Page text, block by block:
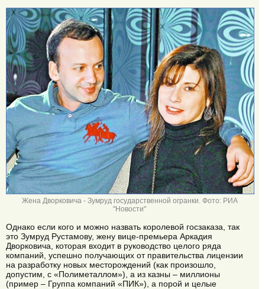
Жена Дворковича - Зумруд государственной огранки. Фото: РИА
"Новости"
Однако если кого и можно назвать королевой госзаказа, так
это Зумруд Рустамову, жену вице-премьера Аркадия
Дворковича, которая входит в руководство целого ряда
компаний, успешно получающих от правительства лицензии
на разработку новых месторождений (как произошло,
допустим, с «Полиметаллом»), а из казны – миллионы
(пример – Группа компаний «ПИК»), а порой и целые